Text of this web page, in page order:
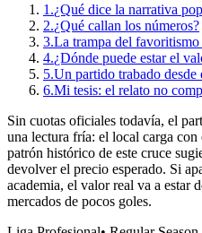
1.¿Qué dice la narrativa
2.¿Qué callan los números?
3.La trampa del favoritismo
4.¿Dónde puede estar el
5.Un partido trabado desde
6.Mi tesis: el relato no
Sin cuotas oficiales todavía, el
una lectura fría: el local carga
patrón histórico de este cruce
devolver el precio esperado. Si
academia, el valor real va a estar
mercados de pocos goles.